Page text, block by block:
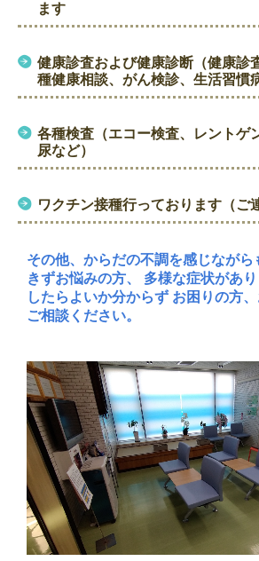
ます
健康診査および健康診断（健康診
種健康相談、がん検診、生活習慣
各種検査（エコー検査、レントゲ
尿など）
ワクチン接種行っております（ご
その他、からだの不調を感じながら
きずお悩みの方、 多様な症状があ
したらよいか分からず お困りの方
ご相談ください。